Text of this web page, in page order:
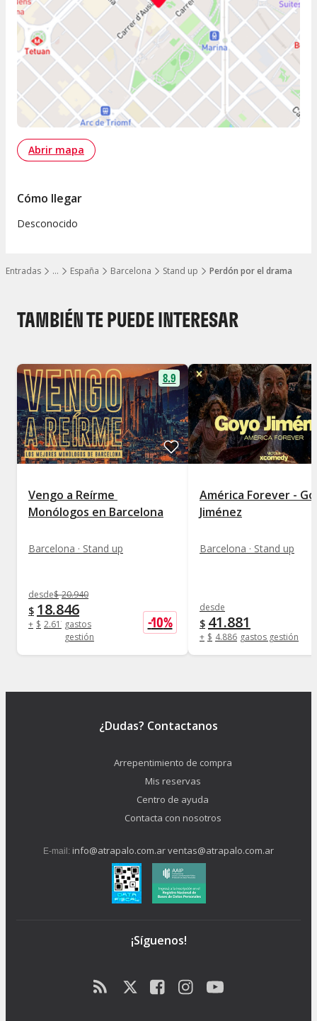
…
Mostrar todos los niveles
Entradas España Barcelona Stand up Perdón por el drama
Abrir mapa
Cómo llegar
Desconocido
TAMBIÉN TE PUEDE INTERESAR
8.9
Vengo a Reírme 
Monólogos en Barcelona
Barcelona · Stand up
desde$ 20.940
$ 18.846
+ $ 2.617 gastos
gestión
-10%
América Forever -
Jiménez
Barcelona · Stand up
desde
$ 41.881
+ $ 4.886 gastos gestión
¿Dudas? Contactanos
Arrepentimiento de compra
Mis reservas
Centro de ayuda
Contacta con nosotros
E-mail: info@atrapalo.com.arventas@atrapalo.com.ar
¡Síguenos!